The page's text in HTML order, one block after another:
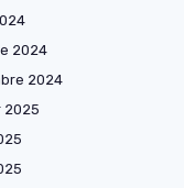
2024
2024
2025